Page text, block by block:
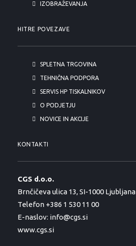
IZOBRAŽEVANJA
HITRE POVEZAVE
SPLETNA TRGOVINA
TEHNIČNA PODPORA
SERVIS HP TISKALNIKOV
O PODJETJU
NOVICE IN AKCIJE
KONTAKTI
CGS d.o.o.
Brnčičeva ulica 13, SI-1000 Ljubljana
Telefon +386 1 530 11 00
E-naslov: info@cgs.si
www.cgs.si